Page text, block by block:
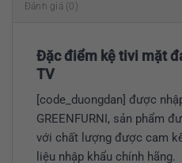
Đánh giá (0)
Đặc điểm kệ tivi mặt
TV
[code_duongdan] được
GREENFURNI, sản phẩm
với chất lượng được cam
liệu nhập khẩu chính hãng.